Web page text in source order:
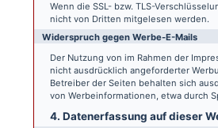
Wenn die SSL- bzw. TLS-
nicht von Dritten mitgelesen werden.
Widerspruch gegen Werbe-E-Mails
Der Nutzung von im Rahmen der
nicht ausdrücklich angeforderter
Betreiber der Seiten behalten sich
von Werbeinformationen, etwa durch
4. Datenerfassung auf dieser